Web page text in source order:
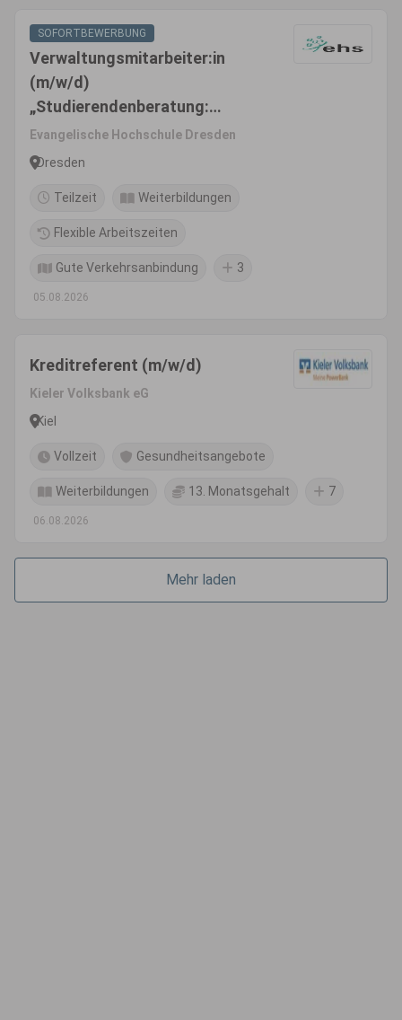
SOFORTBEWERBUNG
Verwaltungsmitarbeiter:in
(m/w/d)
„Studierendenberatung:
Förderung des individuellen
Studienerfolgs und
Evangelische Hochschule Dresden
Dresden
Teilzeit Weiterbildungen
Flexible Arbeitszeiten
Gute Verkehrsanbindung 3
05.08.2026
Kreditreferent (m/w/d)
Kieler Volksbank eG
Kiel
Vollzeit Gesundheitsangebote
Weiterbildungen 13. Monatsgehalt 7
06.08.2026
Mehr laden